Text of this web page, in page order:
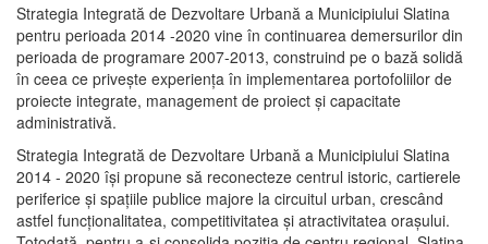
Strategia Integrată de Dezvoltare Urbană a Municipiului Slatina
pentru perioada 2014 -2020 vine în continuarea demersurilor din
perioada de programare 2007-2013, construind pe o bază solidă
în ceea ce priveşte experienţa în implementarea portofoliilor de
proiecte integrate, management de proiect și capacitate
administrativă.
Strategia Integrată de Dezvoltare Urbană a Municipiului Slatina
2014 - 2020 își propune să reconecteze centrul istoric, cartierele
periferice şi spaţiile publice majore la circuitul urban, crescând
astfel funcţionalitatea, competitivitatea şi atractivitatea oraşului.